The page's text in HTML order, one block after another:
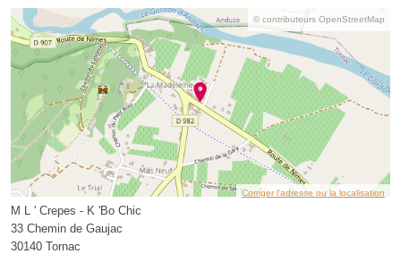
© contributeurs OpenStreetMap
Corriger l’adresse ou la localisation
M L ' Crepes - K 'Bo Chic
33 Chemin de Gaujac
30140 Tornac